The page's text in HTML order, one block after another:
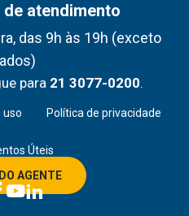
atendimento
das 9h às 19h (exceto
para 21 3077-0200.
uso Política de privacidade
Úteis
AGENTE